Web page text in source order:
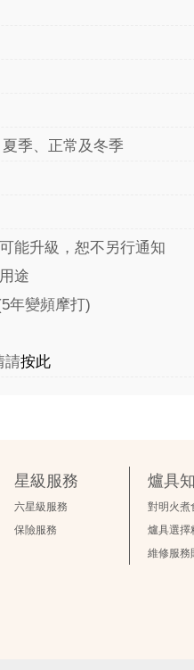
季、正常及冬季
能升級，恕不另行通知
途
年變頻摩打)
請按此
星級服務
六星級服務
保險服務
爐具
對明火煮
爐具選擇
維修服務